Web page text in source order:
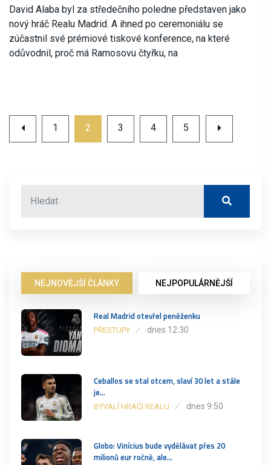
David Alaba byl za středečního poledne představen jako
nový hráč Realu Madrid. A ihned po ceremoniálu se
zúčastnil své prémiové tiskové konference, na které
odůvodnil, proč má Ramosovu čtyřku, na
1 2 3 4 5
NEJNOVĚJŠÍ ČLÁNKY NEJPOPULÁRNĚJŠÍ
Real Madrid otevřel peněženku
PŘESTUPY dnes 12:30
Ceballos se stal otcem, slaví 30 let a stále
je…
BÝVALÍ HRÁČI REALU dnes 9:50
Globo: Vinícius bude vydělávat přes 20
milionů eur ročně, ale…